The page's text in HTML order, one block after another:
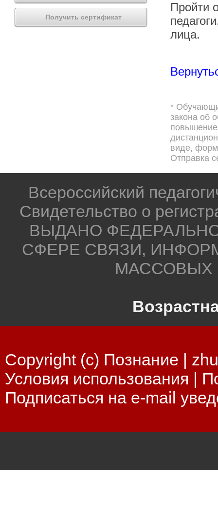
Получить сертификат
Пройти
лица.
*
закона об
виде,
Отправка
Всероссийский
Свидетельство о
ВЫДАНО
СФЕРЕ СВЯЗИ,
МАССОВЫХ
Copyright (c) Познание |
Условия использования |
Подписаться на e-mail